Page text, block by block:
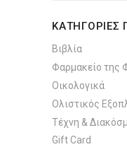
ΚΑΤΗΓΟΡΙΕΣ
Βιβλία
Φαρμακείο της
Οικολογικά
Ολιστικός
Τέχνη &
Gift Card